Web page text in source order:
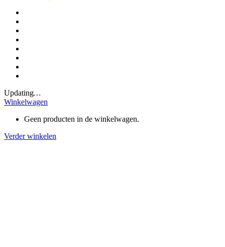
Updating…
Winkelwagen
Geen producten in de winkelwagen.
Verder winkelen